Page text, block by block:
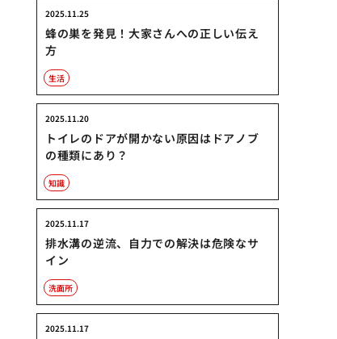
蜂の巣を発見！大家さんへの正しい伝え
方
2025.11.25
生活
トイレのドアが開かない原因はドアノブ
の種類にあり？
2025.11.20
知識
排水溝の逆流、自力での解決は危険なサ
イン
2025.11.17
洗面所
2025.11.17